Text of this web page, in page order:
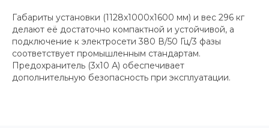
Габариты установки (1128x1000x1600 мм) и вес 296 кг
делают её достаточно компактной и устойчивой, а
подключение к электросети 380 В/50 Гц/3 фазы
соответствует промышленным стандартам.
Предохранитель (3х10 А) обеспечивает
дополнительную безопасность при эксплуатации.